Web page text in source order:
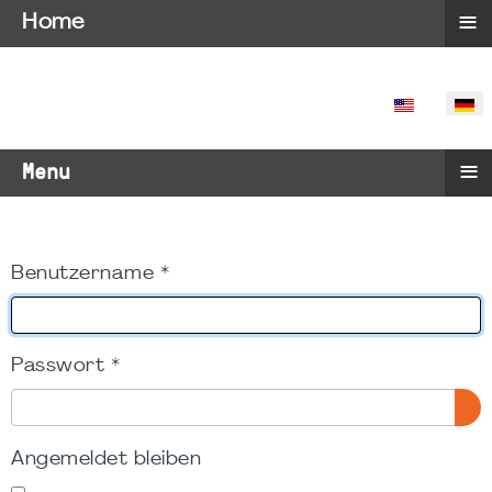
SPRACHE
Menu ≡
Benutzername *
Passwort *
Angemeldet bleiben
Home ≡